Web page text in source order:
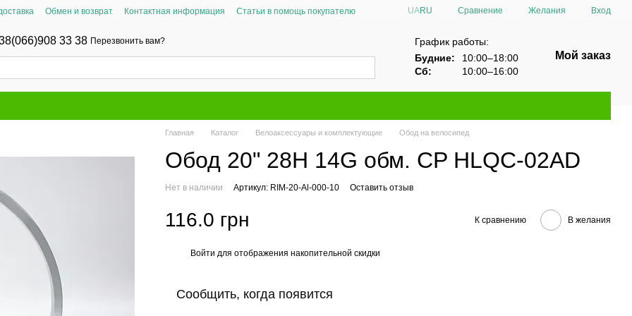
Обмен и возврат Контактная информация
Статьи в помощь покупателю
UARU Сравнение Желания Вход
33 38 Перезвонить вам?
График работы:
Будние:
10:00–18:00
Сб:
10:00–16:00
Мой заказ
Главная Каталог Велоаксессуары и комплектующие Обод на велосипед
Обод 20" 28H 14G обм. CP HLQC-02AD
Нет в наличии Артикул: RIM-20-Al-000-10 Оставить отзыв
116.0 грн К сравнению В желания
Войти для отображения накопительной скидки
Сообщить, когда появится